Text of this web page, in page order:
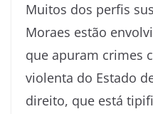
Muitos dos perfis
Moraes estão
que apuram crimes
violenta do Estado
direito, que está